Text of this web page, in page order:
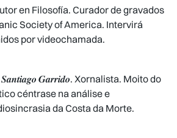
en Filosofía. Curador de gravados
Society of America. Intervirá
por videochamada.
𝑮𝒂𝒓𝒓𝒊𝒅𝒐. Xornalista. Moito do
céntrase na análise e
da Costa da Morte.